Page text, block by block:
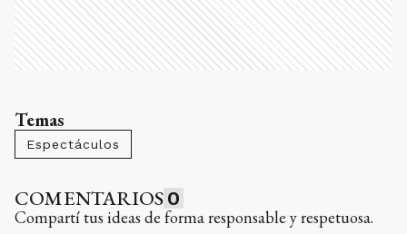
Temas
Espectáculos
COMENTARIOS 0
Compartí tus ideas de forma responsable y respetuosa.